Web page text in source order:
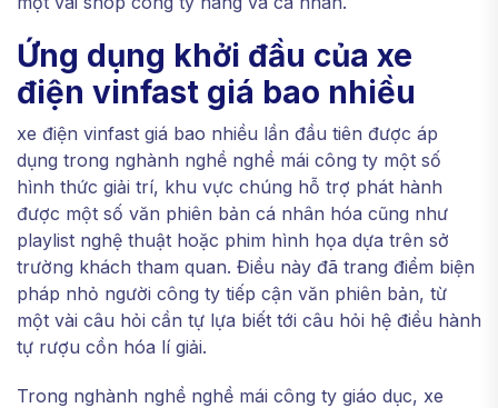
Ứng dụng khởi đầu của xe
điện vinfast giá bao nhiều
xe điện vinfast giá bao nhiều lần đầu tiên được áp
dụng trong nghành nghề nghề mái công ty một số
hình thức giải trí, khu vực chúng hỗ trợ phát hành
được một số văn phiên bản cá nhân hóa cũng như
playlist nghệ thuật hoặc phim hình họa dựa trên sở
trường khách tham quan. Điều này đã trang điểm biện
pháp nhỏ người công ty tiếp cận văn phiên bản, từ
một vài câu hỏi cần tự lựa biết tới câu hỏi hệ điều hành
tự rượu cồn hóa lí giải.
Trong nghành nghề nghề mái công ty giáo dục, xe